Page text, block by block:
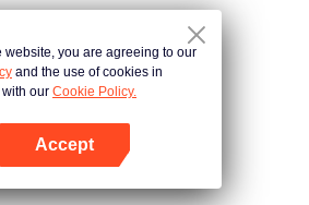
Abra o programa
dos Imortais
você for pego no livro
website, you are agreeing to our
and the use of cookies in
our Cookie Policy.
Accept